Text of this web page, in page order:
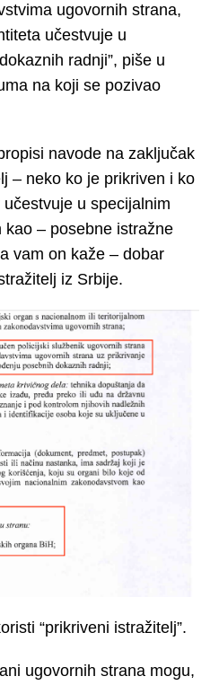
ugovornih strana,
učestvuje u
radnji”, piše u
na koji se pozivao
navode na zaključak
– neko ko je prikriven i ko
u specijalnim
– posebne istražne
vam on kaže – dobar
iz Srbije.
“prikriveni istražitelj”.
ugovornih strana mogu,